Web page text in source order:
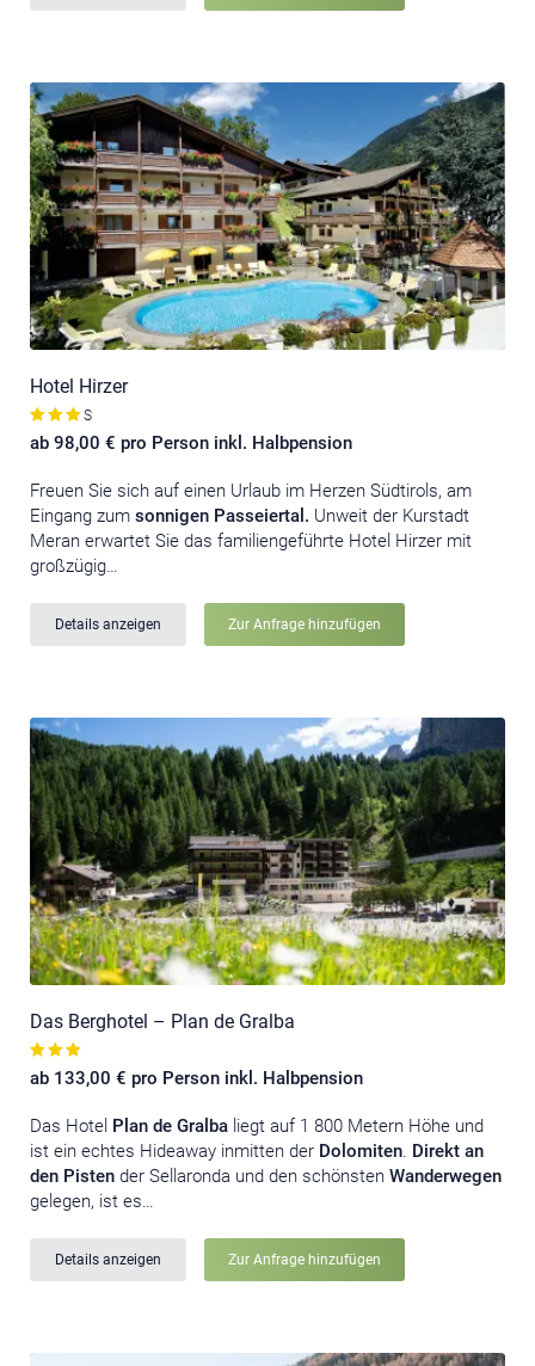
Hotel Hirzer
S
ab 98,00 € pro Person inkl. Halbpension
Freuen Sie sich auf einen Urlaub im Herzen Südtirols, am
Eingang zum sonnigen Passeiertal. Unweit der Kurstadt
Meran erwartet Sie das familiengeführte Hotel Hirzer mit
großzügig…
Details anzeigen Zur Anfrage hinzufügen
Das Berghotel – Plan de Gralba
ab 133,00 € pro Person inkl. Halbpension
Das Hotel Plan de Gralba liegt auf 1 800 Metern Höhe und
ist ein echtes Hideaway inmitten der Dolomiten. Direkt an
den Pisten der Sellaronda und den schönsten Wanderwegen
gelegen, ist es…
Details anzeigen Zur Anfrage hinzufügen